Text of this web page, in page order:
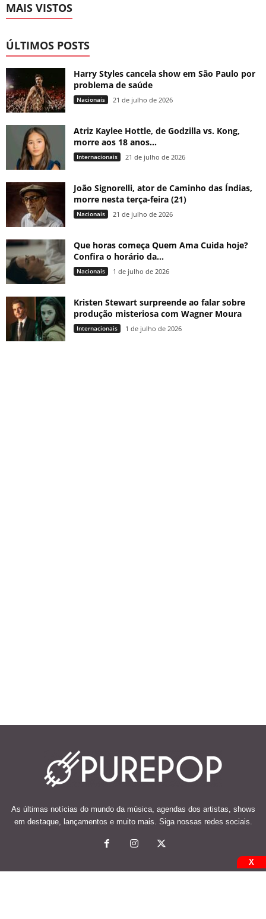
MAIS VISTOS
ÚLTIMOS POSTS
Harry Styles cancela show em São Paulo por
problema de saúde
Nacionais 21 de julho de 2026
Atriz Kaylee Hottle, de Godzilla vs. Kong,
morre aos 18 anos...
Internacionais 21 de julho de 2026
João Signorelli, ator de Caminho das Índias,
morre nesta terça-feira (21)
Nacionais 21 de julho de 2026
Que horas começa Quem Ama Cuida hoje?
Confira o horário da...
Nacionais 1 de julho de 2026
Kristen Stewart surpreende ao falar sobre
produção misteriosa com Wagner Moura
Internacionais 1 de julho de 2026
As últimas notícias do mundo da música, agendas dos artistas, shows
em destaque, lançamentos e muito mais. Siga nossas redes sociais.
X